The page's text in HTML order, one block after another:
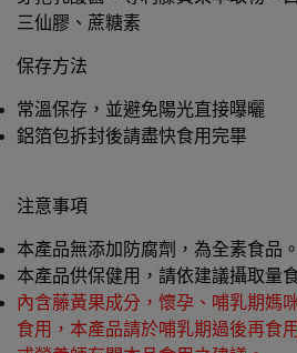
三仙膠、蔗糖素
保存方法
常溫保存，並避免陽光直接曝曬
鋁箔包拆封後請盡快食用完畢
注意事項
本產品無添加防腐劑，為全素食品。
本產品供保健用，請依建議攝取量
內含藤黃果成分，懷孕、哺乳期媽
食用，本產品請於哺乳期過後再食